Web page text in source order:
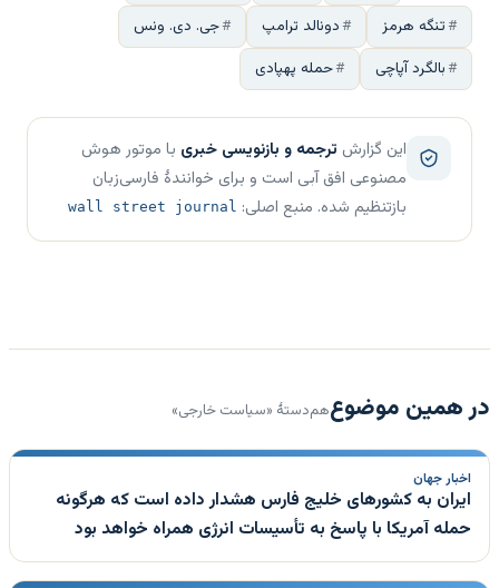
تنگه هرمز
دونالد ترامپ
جی. دی. ونس
بالگرد آپاچی
حمله پهپادی
این گزارش ترجمه و بازنویسی خبری با موتور هوش
مصنوعی افق آبی است و برای خوانندهٔ فارسی‌زبان
بازتنظیم شده. منبع اصلی: wall street journal
در همین موضوعهم‌دستهٔ «سیاست خارجی»
اخبار جهان
ایران به کشورهای خلیج فارس هشدار داده است که هرگونه
حمله آمریکا با پاسخ به تأسیسات انرژی همراه خواهد بود